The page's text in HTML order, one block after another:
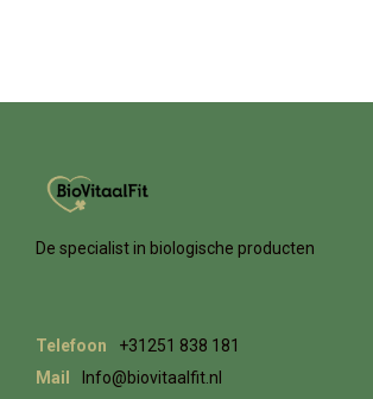
De specialist in biologische producten
Telefoon
+31251 838 181
Mail
Info@biovitaalfit.nl